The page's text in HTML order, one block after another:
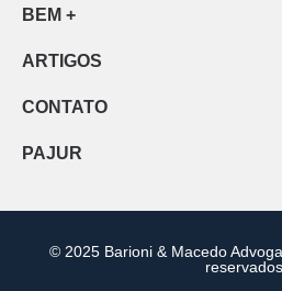
BEM +
ARTIGOS
CONTATO
PAJUR
© 2025 Barioni & Macedo